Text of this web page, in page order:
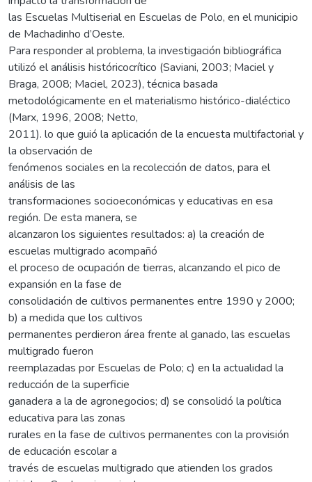
las Escuelas Multiserial en Escuelas de Polo, en el municipio
de Machadinho d’Oeste.
Para responder al problema, la investigación bibliográfica
utilizó el análisis históricocrítico (Saviani, 2003; Maciel y
Braga, 2008; Maciel, 2023), técnica basada
metodológicamente en el materialismo histórico-dialéctico
(Marx, 1996, 2008; Netto,
2011). lo que guió la aplicación de la encuesta multifactorial y
la observación de
fenómenos sociales en la recolección de datos, para el
análisis de las
transformaciones socioeconómicas y educativas en esa
región. De esta manera, se
alcanzaron los siguientes resultados: a) la creación de
escuelas multigrado acompañó
el proceso de ocupación de tierras, alcanzando el pico de
expansión en la fase de
consolidación de cultivos permanentes entre 1990 y 2000;
b) a medida que los cultivos
permanentes perdieron área frente al ganado, las escuelas
multigrado fueron
reemplazadas por Escuelas de Polo; c) en la actualidad la
reducción de la superficie
ganadera a la de agronegocios; d) se consolidó la política
educativa para las zonas
rurales en la fase de cultivos permanentes con la provisión
de educación escolar a
través de escuelas multigrado que atienden los grados